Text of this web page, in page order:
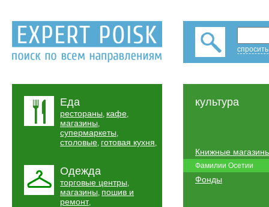
Еда
рестораны, кафе,
магазины,
супермаркеты,
столовые, готовая кухня,
Одежда
торговые центры,
магазины, пошив и
ремонт,
культура
Книжные
Фамилии Осетии
Фонды